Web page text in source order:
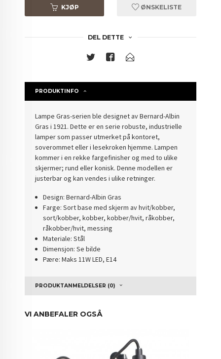
KJØP ØNSKELISTE
DEL DETTE
PRODUKTINFO
Lampe Gras-serien ble designet av Bernard-Albin
Gras i 1921. Dette er en serie robuste, industrielle
lamper som passer utmerket på kontoret,
soverommet eller i lesekroken hjemme. Lampen
kommer i en rekke fargefinisher og med to ulike
skjermer; rund eller konisk. Denne modellen er
justerbar og kan vendes i ulike retninger.
Design: Bernard-Albin Gras
Farge: Sort base med skjerm av hvit/kobber,
sort/kobber, kobber, kobber/hvit, råkobber,
råkobber/hvit, messing
Materiale: Stål
Dimensjon: Se bilde
Pære: Maks 11W LED, E14
PRODUKTANMELDELSER (0)
VI ANBEFALER OGSÅ